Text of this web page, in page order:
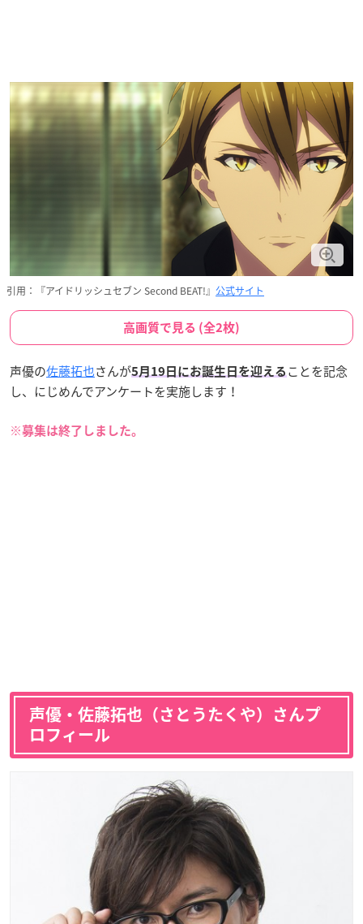
引用：『アイドリッシュセブン Second BEAT!』 公式サイト
高画質で見る (全2枚)
声優の佐藤拓也さんが5月19日にお誕生日を迎える ことを記念
し、にじめんでアンケートを実施します！
※募集は終了しました。
声優・佐藤拓也（さとうたくや）さんプ
ロフィール